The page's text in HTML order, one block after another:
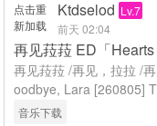
点击重
新加载
Ktdselod Lv.7
前天 02:04
再见菈菈 ED「
再见菈菈 /再见，拉拉 /
oodbye, Lara [260805]
音乐下载